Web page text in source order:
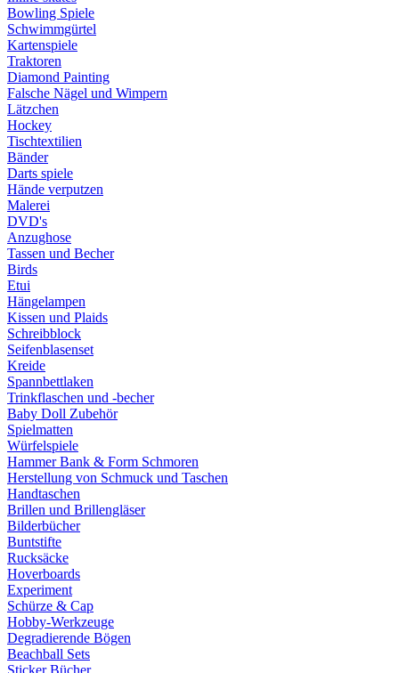
Bowling Spiele
Schwimmgürtel
Kartenspiele
Traktoren
Diamond Painting
Falsche Nägel und Wimpern
Lätzchen
Hockey
Tischtextilien
Bänder
Darts spiele
Hände verputzen
Malerei
DVD's
Anzughose
Tassen und Becher
Birds
Etui
Hängelampen
Kissen und Plaids
Schreibblock
Seifenblasenset
Kreide
Spannbettlaken
Trinkflaschen und -becher
Baby Doll Zubehör
Spielmatten
Würfelspiele
Hammer Bank & Form Schmoren
Herstellung von Schmuck und Taschen
Handtaschen
Brillen und Brillengläser
Bilderbücher
Buntstifte
Rucksäcke
Hoverboards
Experiment
Schürze & Cap
Hobby-Werkzeuge
Degradierende Bögen
Beachball Sets
Sticker Bücher